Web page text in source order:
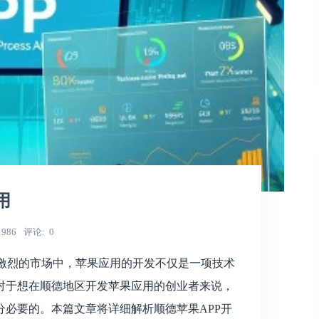
评论 0
烈的市场中，苹果应用的开发不仅是一项技术
想在顺德地区开发苹果应用的创业者来说，
要的。本篇文章将详细解析顺德苹果APP开